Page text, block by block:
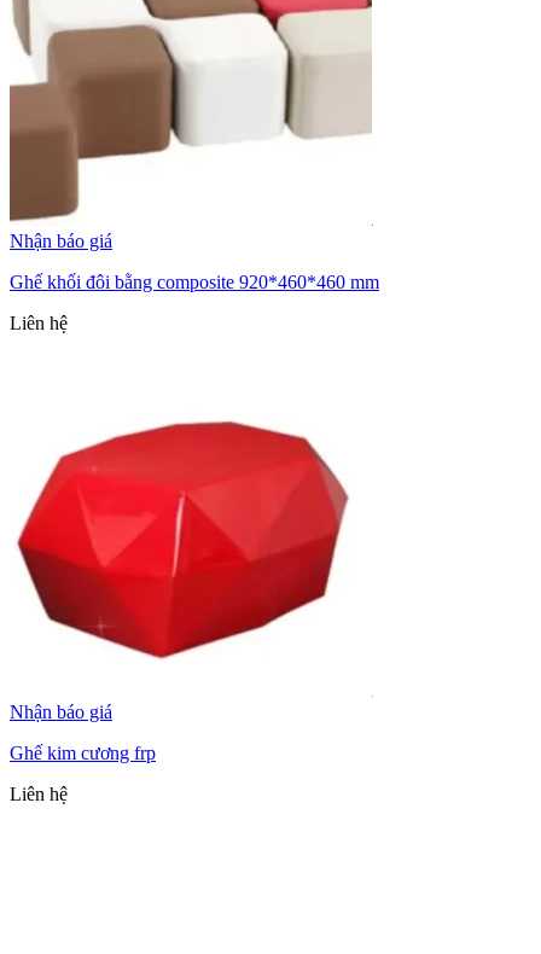
Nhận báo giá
Ghế khối đôi bằng composite 920*460*460 mm
Liên hệ
Nhận báo giá
Ghế kim cương frp
Liên hệ